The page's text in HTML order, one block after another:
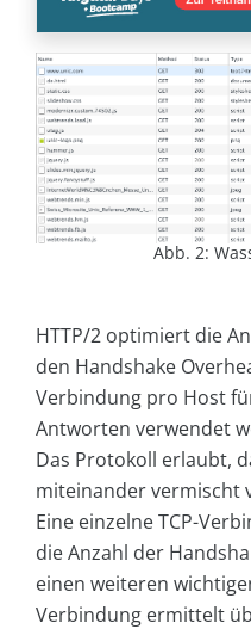
Abb. 2:
HTTP/2 optimiert die
den Handshake
Verbindung pro Host
Antworten verwendet
Das Protokoll erlaubt,
miteinander vermischt
Eine einzelne TCP-
die Anzahl der
einen weiteren
Verbindung ermittelt